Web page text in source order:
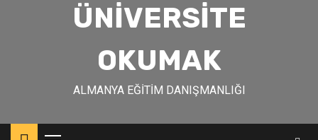
ÜNIVERSITE
OKUMAK
ALMANYA EĞITIM DANIŞMANLIĞI